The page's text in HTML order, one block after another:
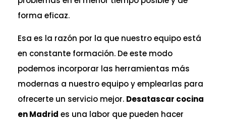
forma eficaz.
Esa es la razón por la que nuestro equipo está
en constante formación. De este modo
podemos incorporar las herramientas más
modernas a nuestro equipo y emplearlas para
ofrecerte un servicio mejor. Desatascar cocina
en Madrid es una labor que pueden hacer